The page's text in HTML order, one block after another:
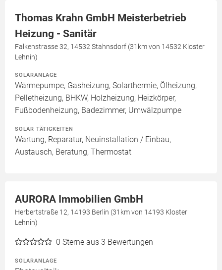
Thomas Krahn GmbH Meisterbetrieb
Heizung - Sanitär
Falkenstrasse 32, 14532 Stahnsdorf (31km von 14532 Kloster
Lehnin)
SOLARANLAGE
Wärmepumpe, Gasheizung, Solarthermie, Ölheizung,
Pelletheizung, BHKW, Holzheizung, Heizkörper,
Fußbodenheizung, Badezimmer, Umwälzpumpe
SOLAR TÄTIGKEITEN
Wartung, Reparatur, Neuinstallation / Einbau,
Austausch, Beratung, Thermostat
AURORA Immobilien GmbH
Herbertstraße 12, 14193 Berlin (31km von 14193 Kloster
Lehnin)
0 Sterne aus 3 Bewertungen
SOLARANLAGE